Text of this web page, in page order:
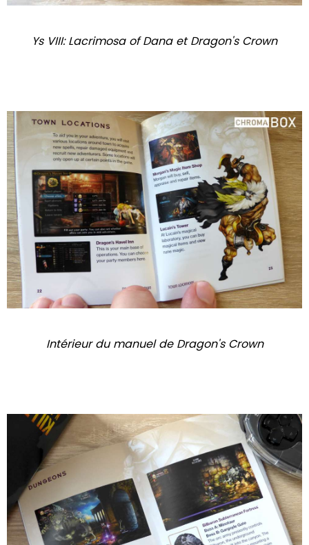
Ys VIII: Lacrimosa of Dana et Dragon's Crown
Intérieur du manuel de Dragon's Crown